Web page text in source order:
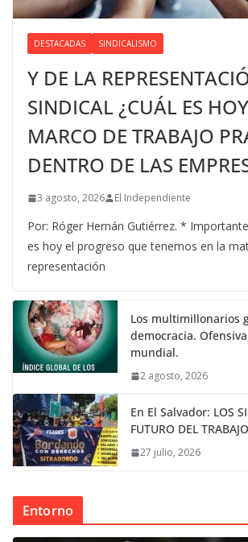
DESTACADAS SINDICALISMO
Y DE LA
SINDICAL ¿CUÁL ES
MARCO DE TRABAJO
DENTRO DE LAS
3 agosto, 2026 El Independiente
Por: Róger Hernán Gutiérrez. *
es hoy el progreso que tenemos en la
representación
Los multimillonarios
democracia.
mundial.
2 agosto, 2026
En El Salvador: LOS
FUTURO DEL
27 julio, 2026
Entorno